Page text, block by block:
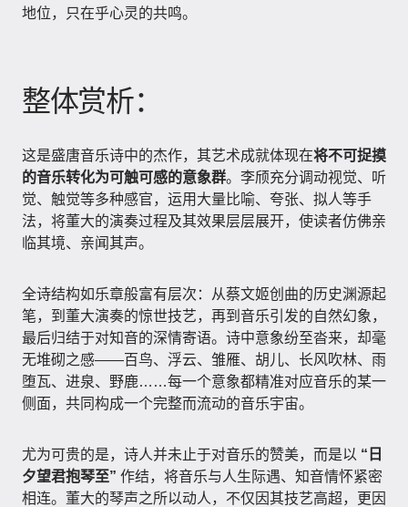
地位，只在乎心灵的共鸣。
整体赏析：
这是盛唐音乐诗中的杰作，其艺术成就体现在将不可捉摸
的音乐转化为可触可感的意象群。李颀充分调动视觉、听
觉、触觉等多种感官，运用大量比喻、夸张、拟人等手
法，将董大的演奏过程及其效果层层展开，使读者仿佛亲
临其境、亲闻其声。
全诗结构如乐章般富有层次：从蔡文姬创曲的历史渊源起
笔，到董大演奏的惊世技艺，再到音乐引发的自然幻象，
最后归结于对知音的深情寄语。诗中意象纷至沓来，却毫
无堆砌之感——百鸟、浮云、雏雁、胡儿、长风吹林、雨
堕瓦、进泉、野鹿……每一个意象都精准对应音乐的某一
侧面，共同构成一个完整而流动的音乐宇宙。
尤为可贵的是，诗人并未止于对音乐的赞美，而是以 “日
夕望君抱琴至” 作结，将音乐与人生际遇、知音情怀紧密
相连。董大的琴声之所以动人，不仅因其技艺高超，更因